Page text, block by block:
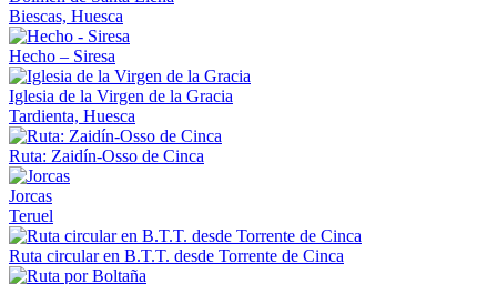
Biescas, Huesca
Hecho – Siresa
Iglesia de la Virgen de la Gracia
Tardienta, Huesca
Ruta: Zaidín-Osso de Cinca
Jorcas
Teruel
Ruta circular en B.T.T. desde Torrente de Cinca